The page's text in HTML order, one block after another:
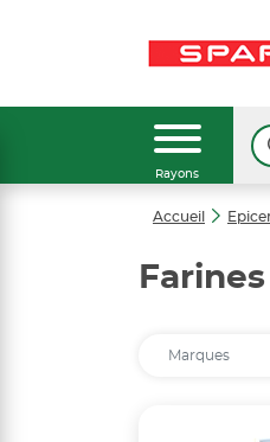
Rayons
Accueil